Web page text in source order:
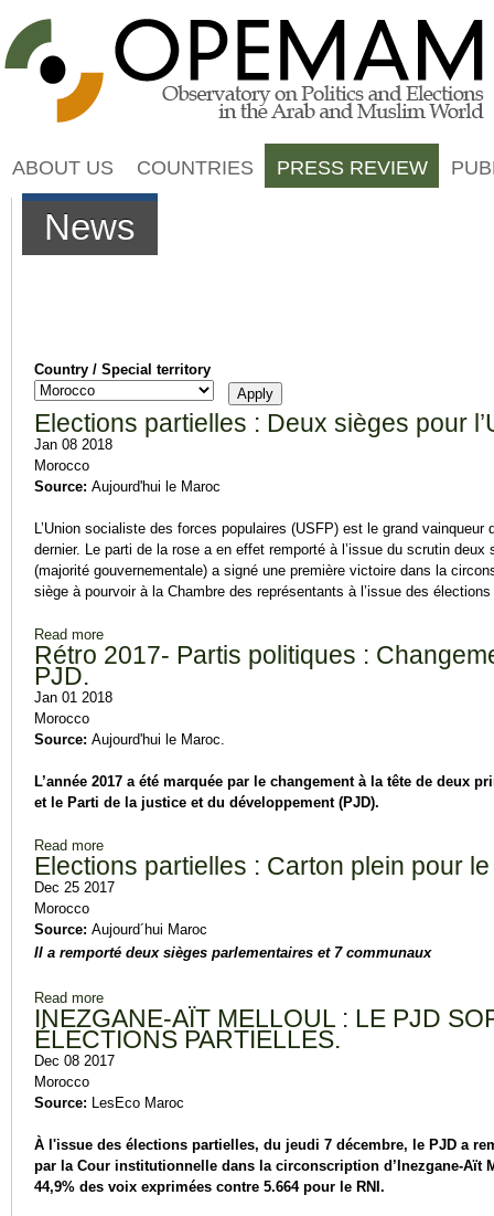
News
Country / Special territory
Elections partielles : Deux sièges pour
Jan 08 2018
Morocco
Source: Aujourd'hui le Maroc
L’Union socialiste des forces populaires (USFP) est le grand
dernier. Le parti de la rose a en effet remporté à l’issue du scrutin
(majorité gouvernementale) a signé une première victoire dans la
siège à pourvoir à la Chambre des représentants à l’issue des
Read more
Rétro 2017- Partis politiques :
PJD.
Jan 01 2018
Morocco
Source: Aujourd'hui le Maroc.
L’année 2017 a été marquée par le changement à la tête de deux
et le Parti de la justice et du développement (PJD).
Read more
Elections partielles : Carton plein pour
Dec 25 2017
Morocco
Source: Aujourd´hui Maroc
Il a remporté deux sièges parlementaires et 7 communaux
Read more
INEZGANE-AÏT MELLOUL : LE PJD
ÉLECTIONS PARTIELLES.
Dec 08 2017
Morocco
Source: LesEco Maroc
À l'issue des élections partielles, du jeudi 7 décembre, le PJD a
par la Cour institutionnelle dans la circonscription d’Inezgane-Aït
44,9% des voix exprimées contre 5.664 pour le RNI.
ABOUT US COUNTRIES PRESS REVIEW